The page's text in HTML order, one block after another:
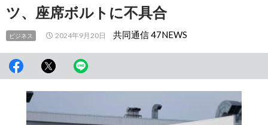
ツ、座席ボルトに不具合
ビジネス 2024年9月20日 共同通信 47NEWS